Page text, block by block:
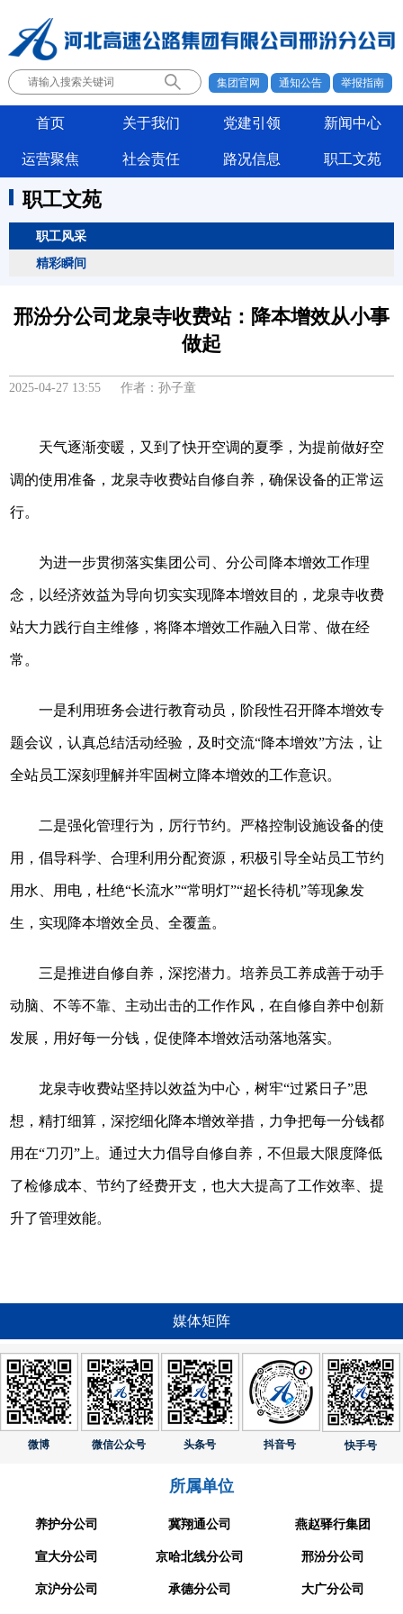
集团官网 通知公告 举报指南
首页 关于我们 党建引领 新闻中心
运营聚焦 社会责任 路况信息 职工文苑
职工文苑
职工风采
精彩瞬间
邢汾分公司龙泉寺收费站：降本增效从小事
做起
2025-04-27 13:55 作者：孙子童
天气逐渐变暖，又到了快开空调的夏季，为提前做好空
调的使用准备，龙泉寺收费站自修自养，确保设备的正常运
行。
为进一步贯彻落实集团公司、分公司降本增效工作理
念，以经济效益为导向切实实现降本增效目的，龙泉寺收费
站大力践行自主维修，将降本增效工作融入日常、做在经
常。
一是利用班务会进行教育动员，阶段性召开降本增效专
题会议，认真总结活动经验，及时交流“降本增效”方法，让
全站员工深刻理解并牢固树立降本增效的工作意识。
二是强化管理行为，厉行节约。严格控制设施设备的使
用，倡导科学、合理利用分配资源，积极引导全站员工节约
用水、用电，杜绝“长流水”“常明灯”“超长待机”等现象发
生，实现降本增效全员、全覆盖。
三是推进自修自养，深挖潜力。培养员工养成善于动手
动脑、不等不靠、主动出击的工作作风，在自修自养中创新
发展，用好每一分钱，促使降本增效活动落地落实。
龙泉寺收费站坚持以效益为中心，树牢“过紧日子”思
想，精打细算，深挖细化降本增效举措，力争把每一分钱都
用在“刀刃”上。通过大力倡导自修自养，不但最大限度降低
了检修成本、节约了经费开支，也大大提高了工作效率、提
升了管理效能。
媒体矩阵
微博 微信公众号 头条号 抖音号 快手号
所属单位
养护分公司 冀翔通公司 燕赵驿行集团
宣大分公司 京哈北线分公司 邢汾分公司
京沪分公司 承德分公司 大广分公司